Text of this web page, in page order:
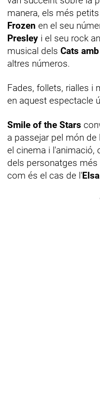
manera, els més
Frozen en el seu
Presley i el seu rock
musical dels Cats
altres números.
Fades, follets, rialles i
en aquest espectacle
Smile of the Stars
a passejar pel món
el cinema i l'animació,
dels personatges
com és el cas de l'Elsa